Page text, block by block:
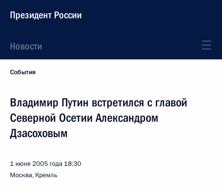
Президент России
Новости
События
Владимир Путин встретился с главой
Северной Осетии Александром
Дзасоховым
1 июня 2005 года 18:30
Москва, Кремль